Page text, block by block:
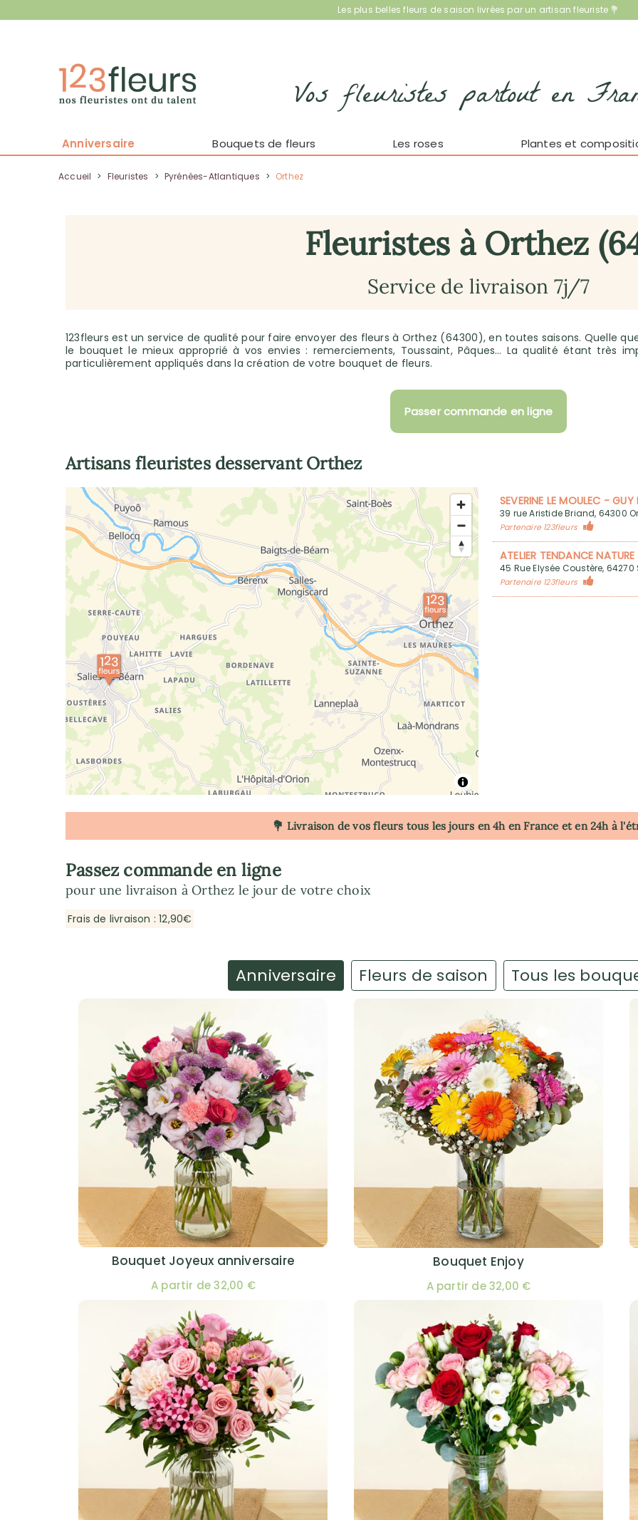
Les plus belles fleurs de saison livrées par un artisan fleuriste 💐
Vos fleuristes partout en
Anniversaire Bouquets de fleurs Les roses Plantes et
Accueil > Fleuristes > Pyrénées-Atlantiques > Orthez
Fleuristes à Orthez
Service de livraison 7j/7
123fleurs est un service de qualité pour faire envoyer des fleurs à Orthez (64300), en toutes saisons. Quelle
le bouquet le mieux approprié à vos envies : remerciements, Toussaint, Pâques… La qualité étant très
particulièrement appliqués dans la création de votre bouquet de fleurs.
Passer commande en ligne
Artisans fleuristes desservantOrthez
SEVERINE LE MOULEC - GUY
39 rue Aristide Briand, 64300
Partenaire 123fleurs
ATELIER TENDANCE NATURE
45 Rue Elysée Coustère,
Partenaire 123fleurs
💐 Livraison de vos fleurs tous les jours en 4h en France et en 24h à
Passez commande en ligne
pour une livraison à Orthez le jour de votre choix
Frais de livraison : 12,90€
Anniversaire Fleurs de saison Tous les
Bouquet Joyeux anniversaire
A partir de 32,00 €
Bouquet Enjoy
A partir de 32,00 €